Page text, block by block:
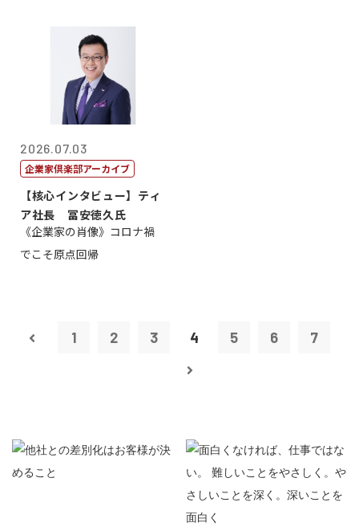
2026.07.03
企業家倶楽部アーカイブ
【核心インタビュー】ティ
ア社長 冨安徳久氏
《企業家の肖像》コロナ禍
でこそ原点回帰
1 2 3 4 5 6 7